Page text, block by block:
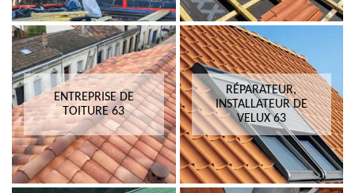
ENTREPRISE DE
TOITURE 63
RÉPARATEUR,
INSTALLATEUR DE
VELUX 63